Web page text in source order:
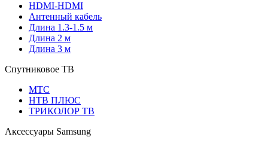
HDMI-HDMI
Антенный кабель
Длина 1.3-1.5 м
Длина 2 м
Длина 3 м
Спутниковое ТВ
МТС
НТВ ПЛЮС
ТРИКОЛОР ТВ
Аксессуары Samsung